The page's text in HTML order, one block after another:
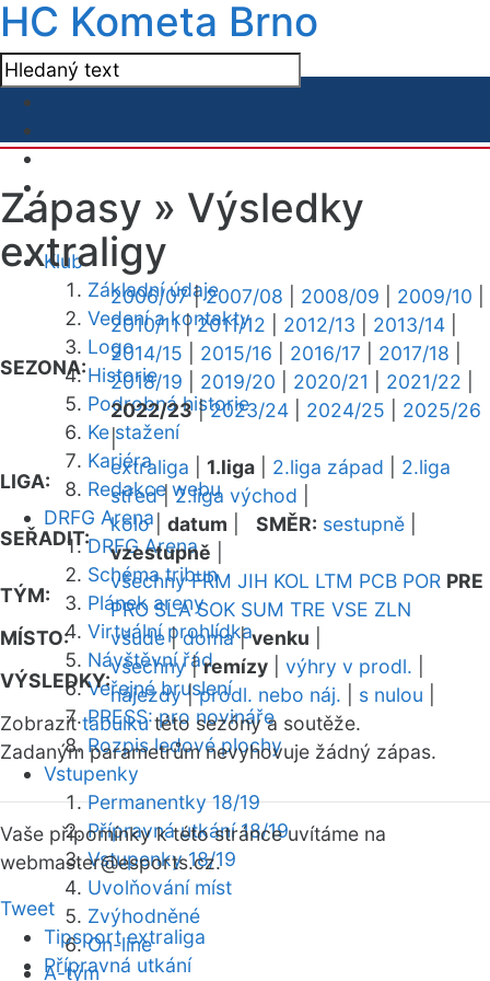
HC Kometa Brno
Klub
Základní údaje
Vedení a kontakty
Logo
Historie
Podrobná historie
Ke stažení
Kariéra
Redakce webu
DRFG Arena
DRFG Arena
Schéma tribun
Plánek areny
Virtuální prohlídka
Návštěvní řád
Veřejné bruslení
PRESS: pro novináře
Rozpis ledové plochy
Vstupenky
Permanentky 18/19
Přípravná utkání 18/19
Vstupenky 18/19
Uvolňování míst
Zvýhodněné
On-line
A-tým
Zápasy » Výsledky
extraligy
SEZONA:
2006/07|2007/08 2008/09 2009/10
2010/11|2011/12 2012/13 2013/14
2014/15
2015/16 2016/17 2017/18
2018/19
2019/20 2020/21 2021/22
2022/23|2023/24 2024/25
2025/26
|
LIGA:
extraliga 1.liga 2.liga západ
2.liga
střed|2.liga východ
SEŘADIT:
kolo| datum SMĚR: sestupně
vzestupně
TÝM:
všechny FRM JIH KOL LTM PCB POR PRE
PRO SLA SOK SUM TRE VSE ZLN
MÍSTO:
všude|doma|venku
VÝSLEDKY:
všechny|remízy výhry v prodl.
nájezdy|prodl. nebo náj. s nulou
Zobrazittabulkutéto sezóny a soutěže.
Zadaným parametrům nevyhovuje žádný zápas.
Vaše připomínky k této stránce uvítáme na
webmaster@esports.cz.
Tweet
Tipsport extraliga
Přípravná utkání